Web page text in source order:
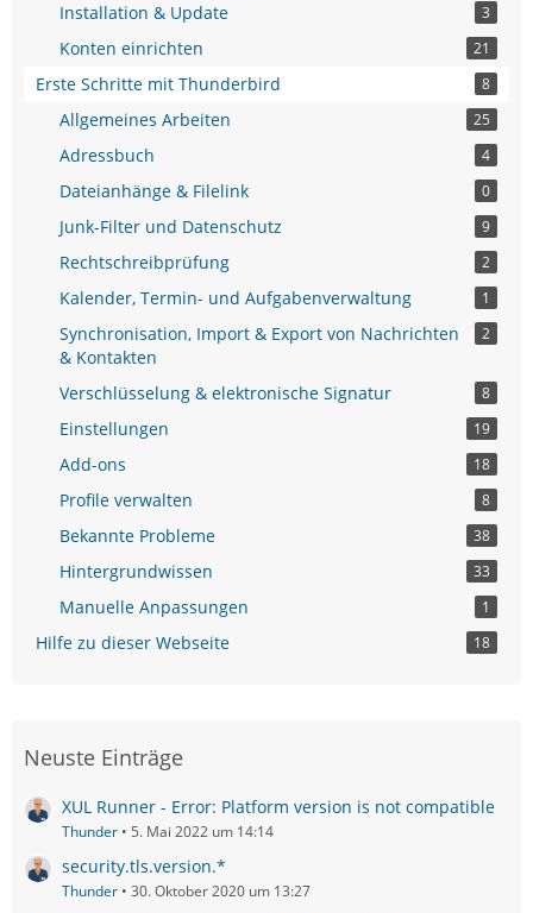
Installation & Update 3
Konten einrichten 21
Erste Schritte mit Thunderbird 8
Allgemeines Arbeiten 25
Adressbuch 4
Dateianhänge & Filelink 0
Junk-Filter und Datenschutz 9
Rechtschreibprüfung 2
Kalender, Termin- und Aufgabenverwaltung 1
Synchronisation, Import & Export von Nachrichten
& Kontakten
2
Verschlüsselung & elektronische Signatur 8
Einstellungen 19
Add-ons 18
Profile verwalten 8
Bekannte Probleme 38
Hintergrundwissen 33
Manuelle Anpassungen 1
Hilfe zu dieser Webseite 18
Neuste Einträge
XUL Runner - Error: Platform version is not compatible
Thunder 5. Mai 2022 um 14:14
security.tls.version.*
Thunder 30. Oktober 2020 um 13:27